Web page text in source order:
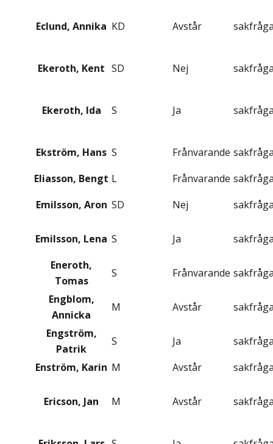
Eclund, Annika KD Avstår
Ekeroth, Kent SD Nej
Ekeroth, Ida S Ja
Ekström, Hans S Frånvarande
Eliasson, Bengt L Frånvarande
Emilsson, Aron SD Nej
Emilsson, Lena S Ja
Eneroth,
Tomas
S Frånvarande
Engblom,
Annicka
M Avstår
Engström,
Patrik
S Ja
Enström, Karin M Avstår
Ericson, Jan M Avstår